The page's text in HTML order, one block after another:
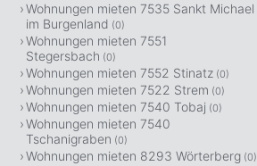
Wohnungen mieten 7535 Sankt Michael
im Burgenland (0)
Wohnungen mieten 7551
Stegersbach (0)
Wohnungen mieten 7552 Stinatz (0)
Wohnungen mieten 7522 Strem (0)
Wohnungen mieten 7540 Tobaj (0)
Wohnungen mieten 7540
Tschanigraben (0)
Wohnungen mieten 8293 Wörterberg (0)